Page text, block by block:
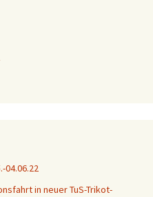
04.06.22
in neuer TuS-Trikot-